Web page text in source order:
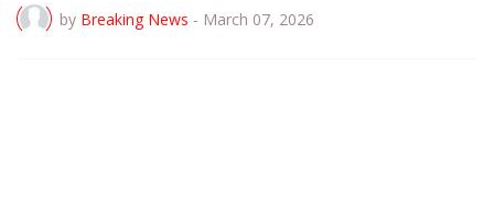
by Breaking News - March 07, 2026